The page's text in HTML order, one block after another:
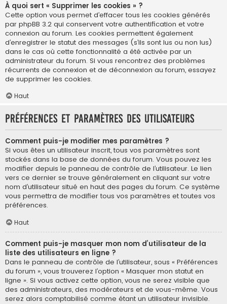
À quoi sert « Supprimer les cookies » ?
Cette option vous permet d’effacer tous les cookies générés
par phpBB 3.2 qui conservent votre authentification et votre
connexion au forum. Les cookies permettent également
d’enregistrer le statut des messages (s’ils sont lus ou non lus)
dans le cas où cette fonctionnalité a été activée par un
administrateur du forum. Si vous rencontrez des problèmes
récurrents de connexion et de déconnexion au forum, essayez
de supprimer les cookies.
Haut
Préférences et paramètres des utilisateurs
Comment puis-je modifier mes paramètres ?
Si vous êtes un utilisateur inscrit, tous vos paramètres sont
stockés dans la base de données du forum. Vous pouvez les
modifier depuis le panneau de contrôle de l’utilisateur. Le lien
vers ce dernier se trouve généralement en cliquant sur votre
nom d’utilisateur situé en haut des pages du forum. Ce système
vous permettra de modifier tous vos paramètres et toutes vos
préférences.
Haut
Comment puis-je masquer mon nom d’utilisateur de la
liste des utilisateurs en ligne ?
Dans le panneau de contrôle de l’utilisateur, sous « Préférences
du forum », vous trouverez l’option « Masquer mon statut en
ligne ». Si vous activez cette option, vous ne serez visible que
des administrateurs, des modérateurs et de vous-même. Vous
serez alors comptabilisé comme étant un utilisateur invisible.